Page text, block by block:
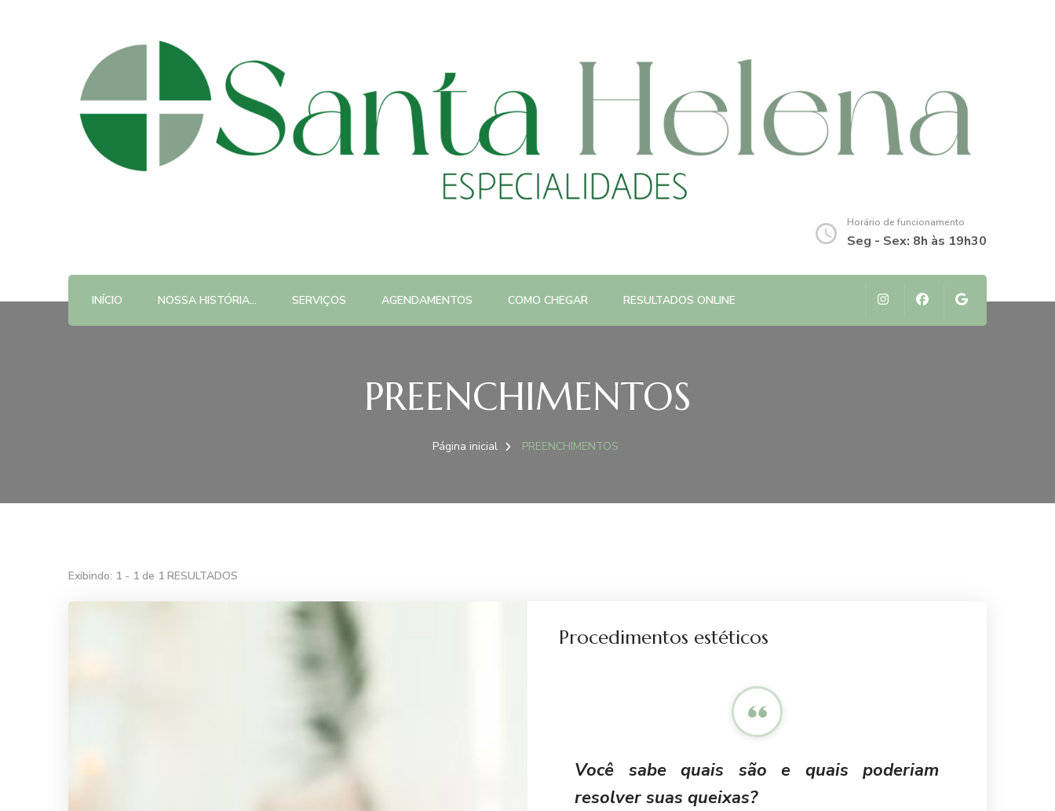
Santa Helena
Policlínica em Bragança Paulista
Horário de funcionamento
Seg - Sex: 8h às 19h30
INÍCIO NOSSA HISTÓRIA… SERVIÇOS AGENDAMENTOS COMO CHEGAR RESULTADOS ONLINE
PREENCHIMENTOS
Página inicial PREENCHIMENTOS
Exibindo: 1 - 1 de 1 RESULTADOS
Procedimentos estéticos
Você sabe quais são e quais poderiam
resolver suas queixas?